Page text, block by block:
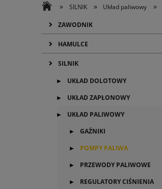
» SILNIK » Układ paliwowy »
ZAWODNIK
HAMULCE
SILNIK
UKŁAD DOLOTOWY
UKŁAD ZAPŁONOWY
UKŁAD PALIWOWY
GAŹNIKI
POMPY PALIWA
PRZEWODY PALIWOWE
REGULATORY CIŚNIENIA